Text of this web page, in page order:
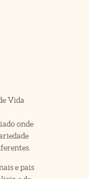
Vida
onde
e pais